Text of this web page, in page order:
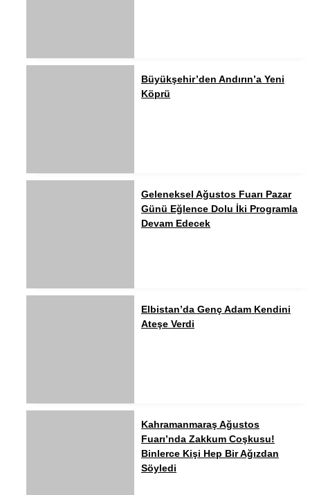
Büyükşehir’den Andırın’a Yeni
Köprü
Geleneksel Ağustos Fuarı Pazar
Günü Eğlence Dolu İki Programla
Devam Edecek
Elbistan’da Genç Adam Kendini
Ateşe Verdi
Kahramanmaraş Ağustos
Fuarı’nda Zakkum Coşkusu!
Binlerce Kişi Hep Bir Ağızdan
Söyledi